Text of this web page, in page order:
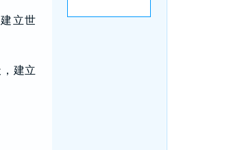
立世
建立